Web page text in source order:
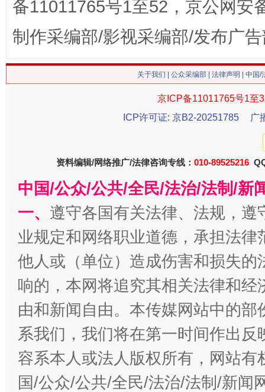
这是一记警钟！ 谢
在谋一域中谋全局
习近平的博鳌关键词
魏明亮
备11011765号1至52，京公网安
制作采编部/影视采编部/发布广
关于我们 公众采编部 法律声明 | 中国
京ICP备11011765号1至
ICP许可证: 京B2-20251785
广
资料编辑/网络推广/法律咨询专线： 010-89525216
中国/公众/公共/全民/法治/法制/新
一、 遵守各国有关法律、法规，
业规定和网络职业道德，承担法
他人或（单位）造成伤害和损失
响的，本网将追究其相关法律和
由和新闻自由。本传媒网站中的
系我们，我们将在第一时间作出
容系本人或法人版权所有，网站
国/公众/公共/全民/法治/法制/新闻